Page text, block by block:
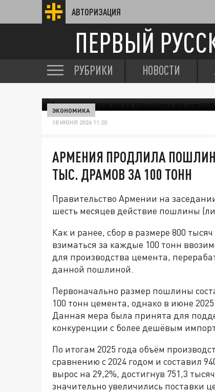
АВТОРИЗАЦИЯ
ПЕРВЫЙ
РУБРИКИ НОВОСТИ
ЭКОНОМИКА
18 ИЮНЯ 2026 11:20
АРМЕНИЯ ПРОДЛИЛА
ТЫС. ДРАМОВ ЗА 100 ТОНН
Правительство Армении на
шесть месяцев действие пошлины
Как и ранее, сбор в размере 800
взиматься за каждые 100 тонн
для производства цемента,
данной пошлиной.
Первоначально размер пошлины
100 тонн цемента, однако в июне
Данная мера была принята для
конкуренции с более дешёвым
По итогам 2025 года объём
сравнению с 2024 годом и составил
вырос на 29,2%, достигнув 751,3
значительно увеличились поставки